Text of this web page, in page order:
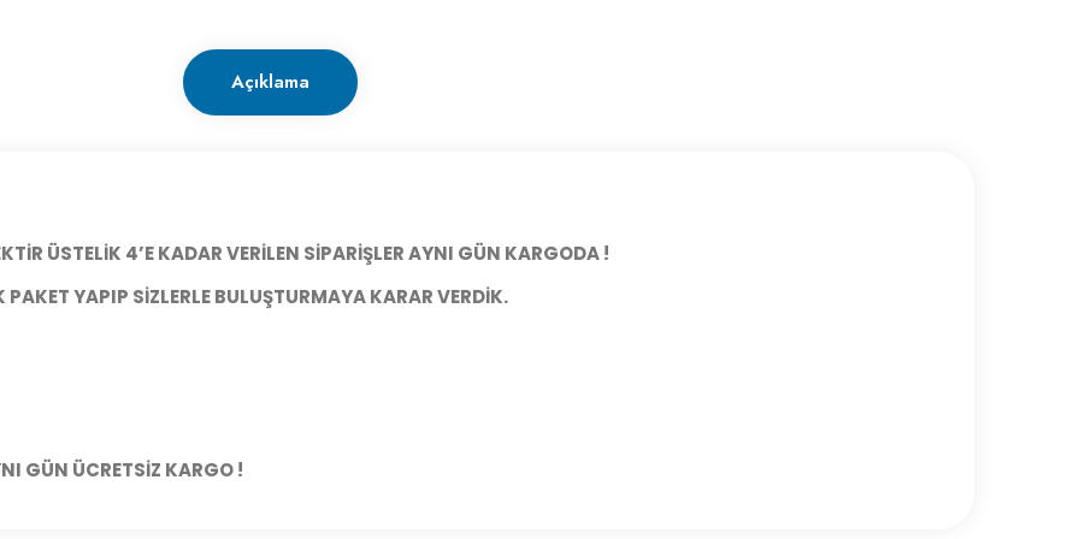
Açıklama
ÜSTELİK 4’E KADAR VERİLEN SİPARİŞLER AYNI GÜN KARGODA !​
YAPIP SİZLERLE BULUŞTURMAYA KARAR VERDİK.
GÜN ÜCRETSİZ KARGO !​